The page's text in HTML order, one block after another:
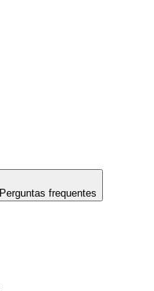
Perguntas frequentes